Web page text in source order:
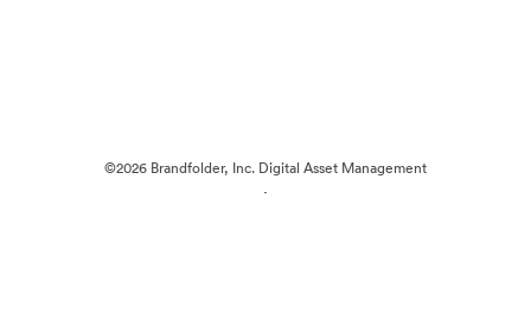
©2026 Brandfolder, Inc. Digital Asset Management
·